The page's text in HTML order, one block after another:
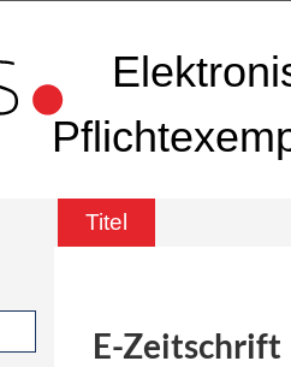
Titel
E-Zeitschrift